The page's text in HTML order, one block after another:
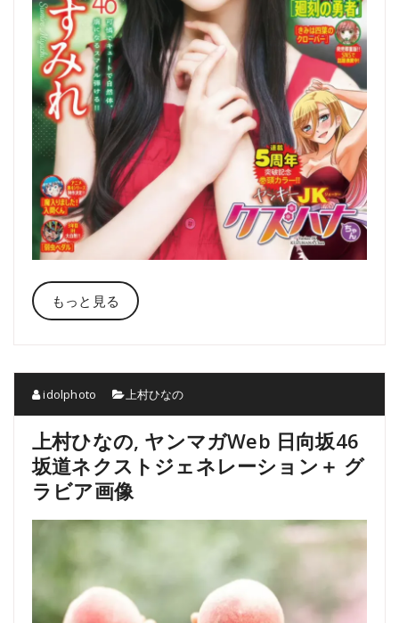
もっと見る
idolphoto 上村ひなの
上村ひなの, ヤンマガWeb 日向坂46
坂道ネクストジェネレーション＋ グ
ラビア画像